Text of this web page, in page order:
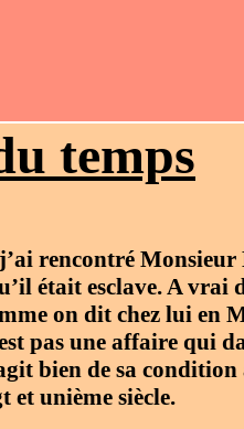
temps
rencontré
était esclave. A vrai
on dit chez lui en
pas une affaire qui
bien de sa
et unième siècle.